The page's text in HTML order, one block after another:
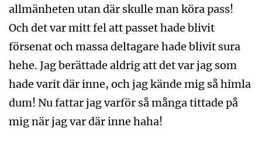
allmänheten utan där skulle man köra pass!
Och det var mitt fel att passet hade blivit
försenat och massa deltagare hade blivit sura
hehe. Jag berättade aldrig att det var jag som
hade varit där inne, och jag kände mig så himla
dum! Nu fattar jag varför så många tittade på
mig när jag var där inne haha!